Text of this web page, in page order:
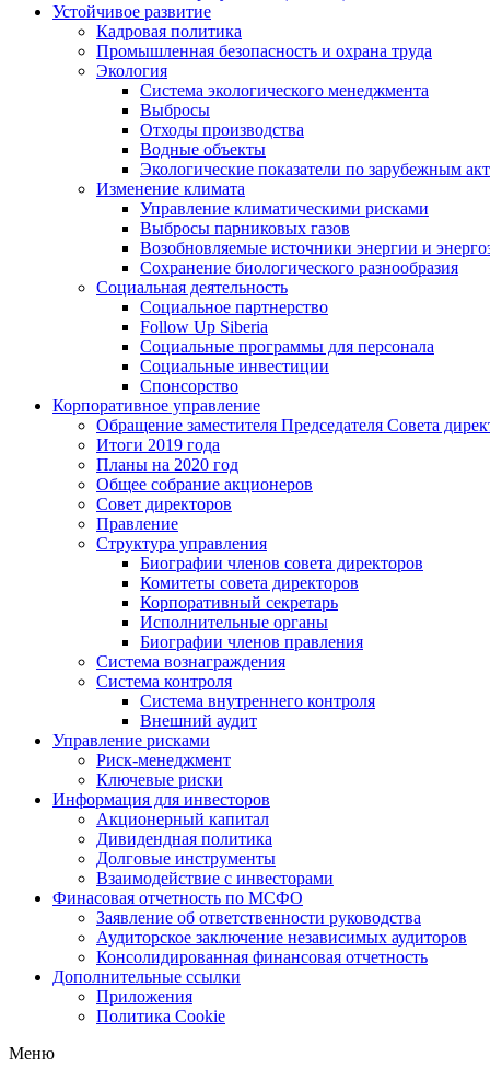
Устойчивое развитие
Кадровая политика
Промышленная безопасность и охрана труда
Экология
Система экологического менеджмента
Выбросы
Отходы производства
Водные объекты
Экологические показатели по зарубежным
Изменение климата
Управление климатическими рисками
Выбросы парниковых газов
Возобновляемые источники энергии и
Сохранение биологического разнообразия
Социальная деятельность
Социальное партнерство
Follow Up Siberia
Социальные программы для персонала
Социальные инвестиции
Спонсорство
Корпоративное управление
Обращение заместителя Председателя Совета
Итоги 2019 года
Планы на 2020 год
Общее собрание акционеров
Совет директоров
Правление
Структура управления
Биографии членов совета директоров
Комитеты совета директоров
Корпоративный секретарь
Исполнительные органы
Биографии членов правления
Система вознаграждения
Система контроля
Система внутреннего контроля
Внешний аудит
Управление рисками
Риск-менеджмент
Ключевые риски
Информация для инвесторов
Акционерный капитал
Дивидендная политика
Долговые инструменты
Взаимодействие с инвеcторами
Финасовая отчетность по МСФО
Заявление об ответственности руководства
Аудиторское заключение независимых аудиторов
Консолидированная финансовая отчетность
Дополнительные ссылки
Приложения
Политика Cookie
Меню